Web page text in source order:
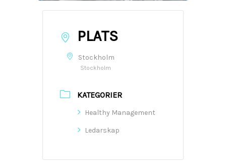
PLATS
Stockholm
Stockholm
KATEGORIER
Healthy Management
Ledarskap